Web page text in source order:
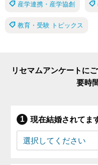
産学連携・産学協創
教育・受験 トピックス
リセマムアンケートに
要時
現在結婚されてま